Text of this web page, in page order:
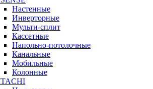
Настенные
Инверторные
Мульти-сплит
Кассетные
Напольно-потолочные
Канальные
Мобильные
Колонные